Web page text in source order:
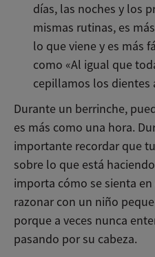
días, las noches y los
mismas rutinas, es
lo que viene y es más
como «Al igual que
cepillamos los dientes
Durante un berrinche,
es más como una hora.
importante recordar que
sobre lo que está
importa cómo se sienta
razonar con un niño
porque a veces nunca
pasando por su cabeza.